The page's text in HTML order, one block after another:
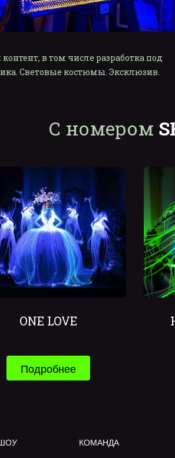
в том числе разработка под
Световые костюмы. Эксклюзив.
С номером
ONE LOVE
Подробнее
КОМАНДА